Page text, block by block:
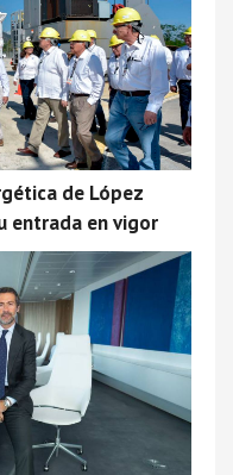
de López
entrada en vigor